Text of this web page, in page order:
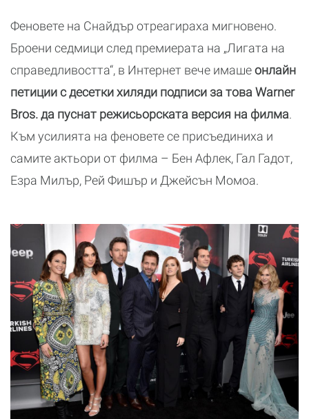
Феновете на Снайдър отреагираха мигновено.
Броени седмици след премиерата на „Лигата на
справедливостта“, в Интернет вече имашеонлайн
петиции с десетки хиляди подписи за това Warner
Bros. да пуснат режисьорската версия на филма.
Към усилията на феновете се присъединиха и
самите актьори от филма – Бен Афлек, Гал Гадот,
Езра Милър, Рей Фишър и Джейсън Момоа.